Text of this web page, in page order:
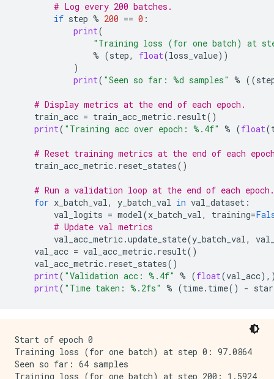
# Log every 200 batches.
if step % 200 == 0 :
print(
"Training loss (for one batch) at
% (step, float(loss_value))
)
print( "Seen so far: %d samples" % ((
# Display metrics at the end of each epoch.
train_acc = train_acc_metric. result()
print( "Training acc over epoch: %.4f" % (float(
# Reset training metrics at the end of each
train_acc_metric. reset_states()
# Run a validation loop at the end of each epoch.
for x_batch_val, y_batch_val in val_dataset :
val_logits = model(x_batch_val, training=
# Update val metrics
val_acc_metric.update_state(y_batch_val,
val_acc = val_acc_metric. result()
val_acc_metric. reset_states()
print( "Validation acc: %.4f" % (float(val_acc
print( "Time taken: %.2fs" % (time. time() -
Start of epoch 0
Training loss (for one batch) at step 0: 97.0864
Seen so far: 64 samples
Training loss (for one batch) at step 200: 1.5924